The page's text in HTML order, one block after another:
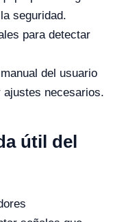
seguridad.
para detectar
del usuario
necesarios.
útil del